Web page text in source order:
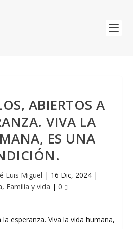
ABIERTOS A
VIVA LA
ES UNA
Luis Miguel | 16 Dic, 2024|
, Familia y vida | 0